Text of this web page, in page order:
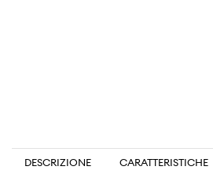
DESCRIZIONE CARATTERISTICHE